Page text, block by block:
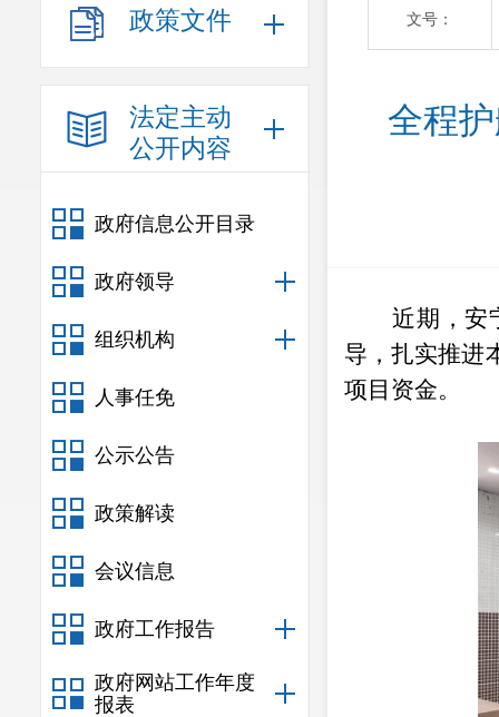
政策文件
法定主动
公开内容
政府信息公开目录
政府领导
组织机构
人事任免
公示公告
政策解读
会议信息
政府工作报告
政府网站工作年度
报表
文号：
全程
近期，安
导，扎实推进
项目资金。